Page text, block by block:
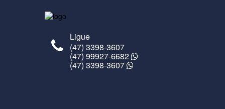
Ligue
(47) 3398-3607
(47) 99927-6682
(47) 3398-3607